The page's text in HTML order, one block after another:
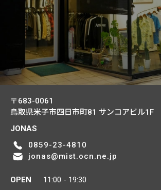
〒683-0061
鳥取県米子市四日市町81 サンコアビル1F
JONAS
0859-23-4810
jonas@mist.ocn.ne.jp
OPEN
11:00 - 19:30